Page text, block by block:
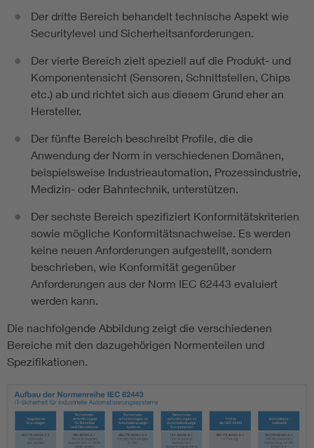
Der dritte Bereich behandelt technische Aspekt wie
Securitylevel und Sicherheitsanforderungen.
Der vierte Bereich zielt speziell auf die Produkt- und
Komponentensicht (Sensoren, Schnittstellen, Chips
etc.) ab und richtet sich aus diesem Grund eher an
Hersteller.
Der fünfte Bereich beschreibt Profile, die die
Anwendung der Norm in verschiedenen Domänen,
beispielsweise Industrieautomation, Prozessindustrie,
Medizin- oder Bahntechnik, unterstützen.
Der sechste Bereich spezifiziert Konformitätskriterien
sowie mögliche Konformitätsnachweise. Es werden
keine neuen Anforderungen aufgestellt, sondern
beschrieben, wie Konformität gegenüber
Anforderungen aus der Norm IEC 62443 evaluiert
werden kann.
Die nachfolgende Abbildung zeigt die verschiedenen
Bereiche mit den dazugehörigen Normenteilen und
Spezifikationen.